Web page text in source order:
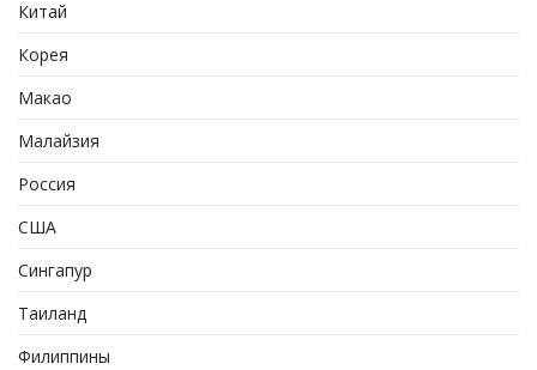
Китай
Корея
Макао
Малайзия
Россия
США
Сингапур
Таиланд
Филиппины